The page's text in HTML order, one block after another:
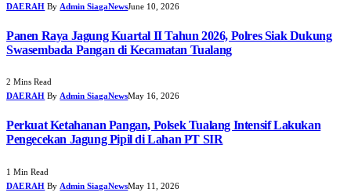
DAERAH By Admin SiagaNewsJune 10, 2026
Panen Raya Jagung Kuartal II Tahun 2026, Polres Siak Dukung
Swasembada Pangan di Kecamatan Tualang
2 Mins Read
DAERAH By Admin SiagaNewsMay 16, 2026
Perkuat Ketahanan Pangan, Polsek Tualang Intensif Lakukan
Pengecekan Jagung Pipil di Lahan PT SIR
1 Min Read
DAERAH By Admin SiagaNewsMay 11, 2026